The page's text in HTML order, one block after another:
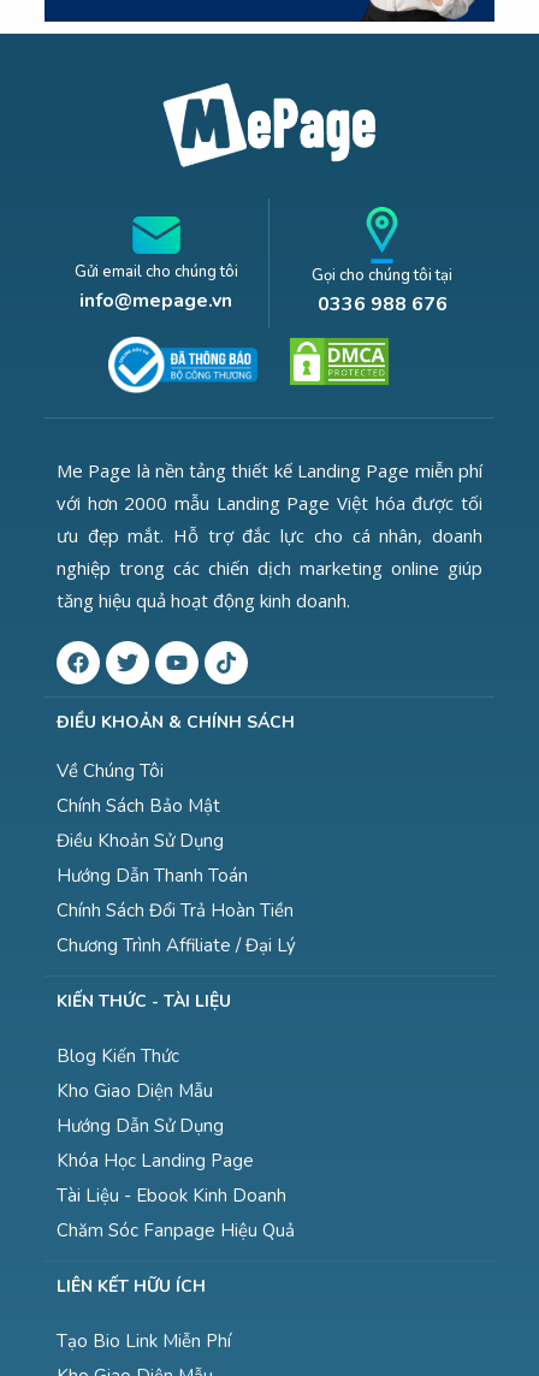
Gửi email cho chúng tôi
info@mepage.vn
Gọi cho chúng tôi tại
0336 988 676
Me Page là nền tảng thiết kế Landing Page miễn phí
với hơn 2000 mẫu Landing Page Việt hóa được tối
ưu đẹp mắt. Hỗ trợ đắc lực cho cá nhân, doanh
nghiệp trong các chiến dịch marketing online giúp
tăng hiệu quả hoạt động kinh doanh.
ĐIỀU KHOẢN & CHÍNH SÁCH
Về Chúng Tôi
Chính Sách Bảo Mật
Điều Khoản Sử Dụng
Hướng Dẫn Thanh Toán
Chính Sách Đổi Trả Hoàn Tiền
Chương Trình Affiliate / Đại Lý
KIẾN THỨC - TÀI LIỆU
Blog Kiến Thức
Kho Giao Diện Mẫu
Hướng Dẫn Sử Dụng
Khóa Học Landing Page
Tài Liệu - Ebook Kinh Doanh
Chăm Sóc Fanpage Hiệu Quả
LIÊN KẾT HỮU ÍCH
Tạo Bio Link Miễn Phí